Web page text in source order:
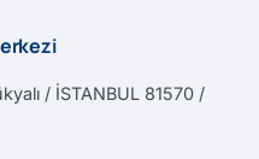
/ İSTANBUL 81570 /